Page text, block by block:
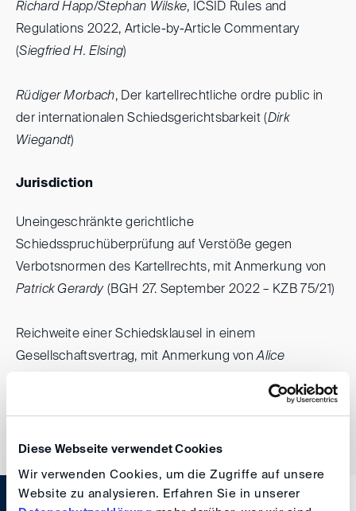
Diese Webseite verwendet Cookies
Wir verwenden Cookies, um die Zugriffe auf unsere
Website zu analysieren. Erfahren Sie in unserer
Richard Happ/Stephan Wilske, ICSID Rules and
Regulations 2022, Article-by-Article Commentary
(Siegfried H. Elsing)
Rüdiger Morbach, Der kartellrechtliche ordre public in
der internationalen Schiedsgerichtsbarkeit (Dirk
Wiegandt)
Jurisdiction
Uneingeschränkte gerichtliche
Schiedsspruchüberprüfung auf Verstöße gegen
Verbotsnormen des Kartellrechts, mit Anmerkung von
Patrick Gerardy(BGH 27. September 2022 – KZB 75/21)
Reichweite einer Schiedsklausel in einem
Gesellschaftsvertrag, mit Anmerkung vonAlice